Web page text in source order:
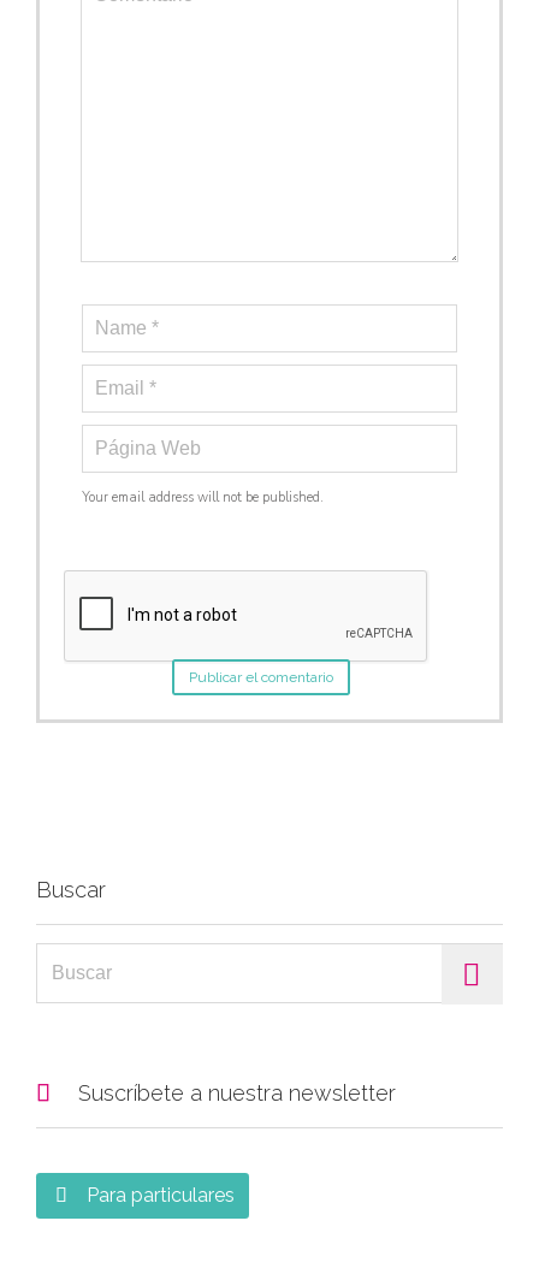
Your email address will not be published.
Buscar
 Suscríbete a nuestra newsletter
 Para particulares